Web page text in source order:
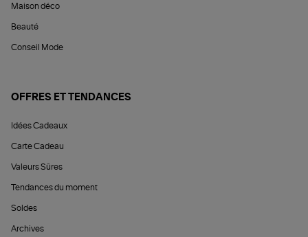
Maison déco
Beauté
Conseil Mode
OFFRES ET TENDANCES
Idées Cadeaux
Carte Cadeau
Valeurs Sûres
Tendances du moment
Soldes
Archives